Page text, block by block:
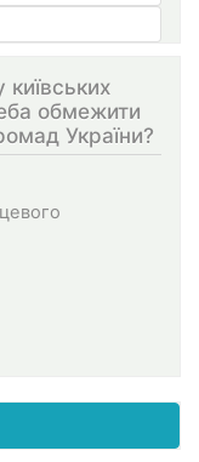
обмежити
України?